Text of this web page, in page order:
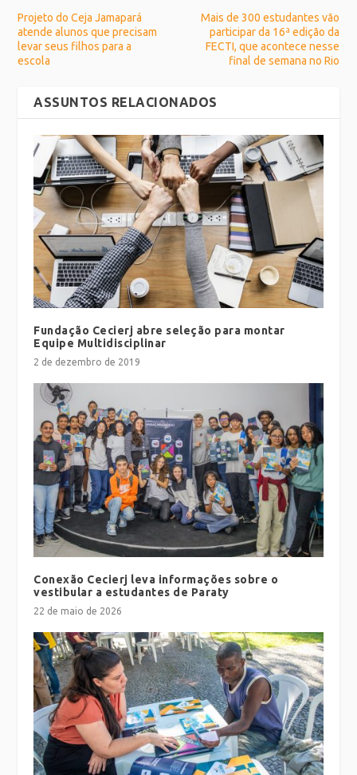
Projeto do Ceja Jamapará
atende alunos que precisam
levar seus filhos para a
escola
Mais de 300 estudantes vão
participar da 16ª edição da
FECTI, que acontece nesse
final de semana no Rio
ASSUNTOS RELACIONADOS
Fundação Cecierj abre seleção para montar
Equipe Multidisciplinar
2 de dezembro de 2019
Conexão Cecierj leva informações sobre o
vestibular a estudantes de Paraty
22 de maio de 2026